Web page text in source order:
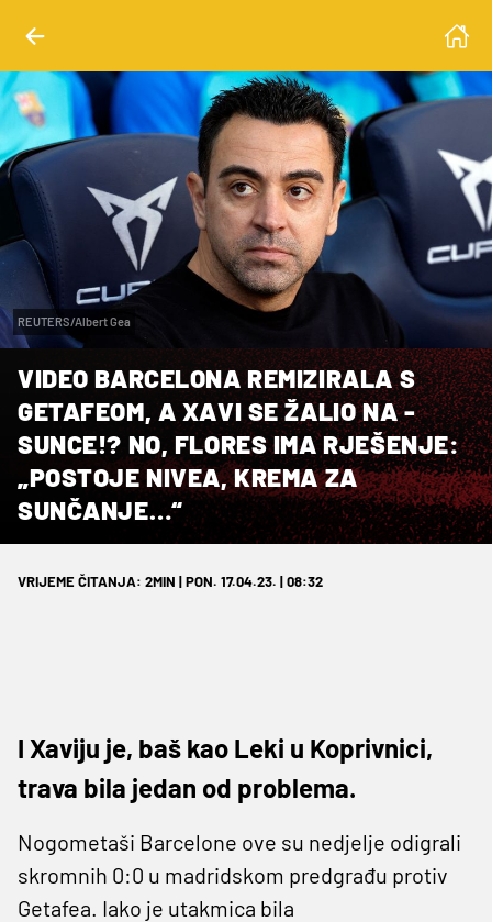
REUTERS/Albert Gea
VIDEO BARCELONA REMIZIRALA S
GETAFEOM, A XAVI SE ŽALIO NA -
SUNCE!? NO, FLORES IMA RJEŠENJE:
„POSTOJE NIVEA, KREMA ZA
SUNČANJE…“
VRIJEME ČITANJA: 2MIN | PON. 17.04.23. | 08:32
I Xaviju je, baš kao Leki u Koprivnici,
trava bila jedan od problema.
Nogometaši Barcelone ove su nedjelje odigrali
skromnih 0:0 u madridskom predgrađu protiv
Getafea. Iako je utakmica bila